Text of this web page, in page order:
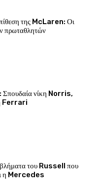
της McLaren: Οι
πρωταθλητών
Σπουδαία νίκη Norris,
Ferrari
του Russell που
η Mercedes